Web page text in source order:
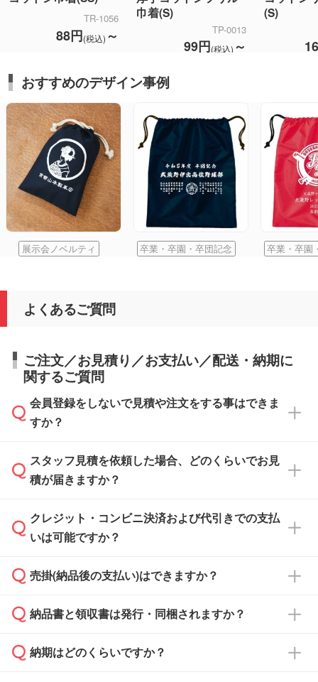
TR-1056
88円(税込) ～
巾着(S)
TP-0013
99円(税込) ～
(S)
おすすめのデザイン事例
展示会ノベルティ 卒業・卒園・卒団記念 卒業・卒園
よくあるご質問
ご注文／お見積り／お支払い／配送・納期に
関するご質問
会員登録をしないで見積や注文をする事はできま
すか？
可能です。見積・注文フォームにて『ゲストの
まま進む』ボタンからお進みのうえ、ご依頼く
スタッフ見積を依頼した場合、どのくらいでお見
積が届きますか？
通常、翌営業日までにお送りしております。混
雑状況によっては、お時間をいただくこともご
依頼いただいた場合は、翌営業日以降のご連絡
クレジット・コンビニ決済および代引きでの支払
いは可能ですか？
銀行振込のみのご対応となります。
売掛(納品後の支払い)はできますか？
基本的には先入金をお願いしておりますが、自
どの場合は、月末締め翌月末払いに対応可能で
納品書と領収書は発行・同梱されますか？
納品書・領収書は ご依頼をいただいた場合の
納期はどのくらいですか？